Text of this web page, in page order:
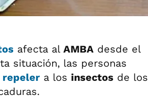
afecta al AMBA desde el
situación, las personas
repeler a los insectos de los